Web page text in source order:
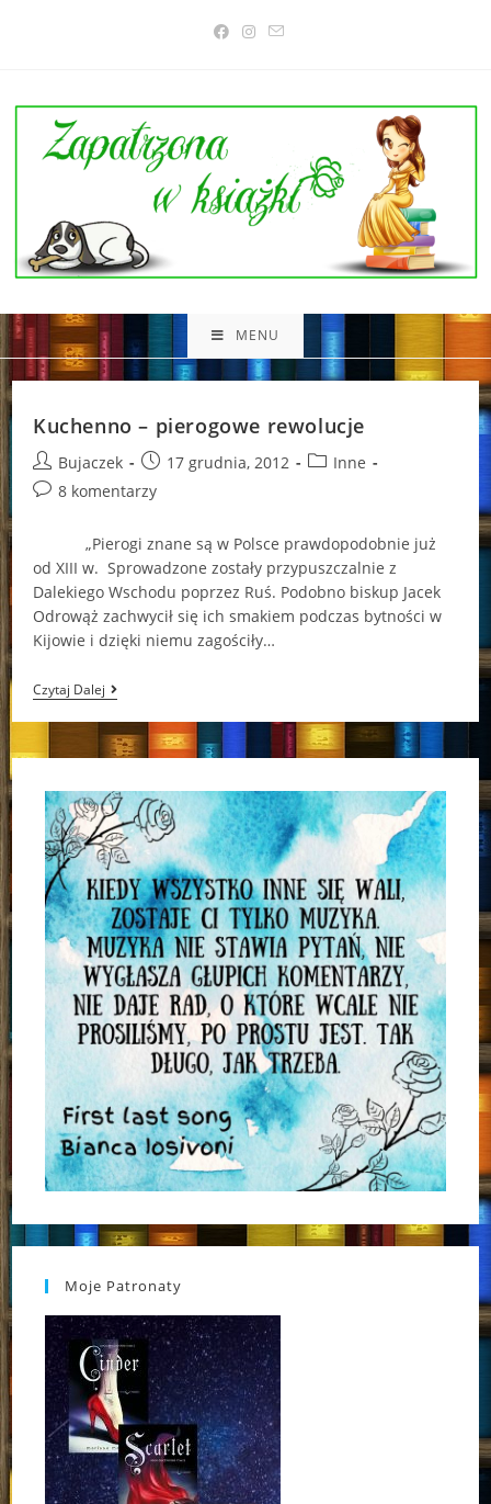
MENU
Kuchenno – pierogowe rewolucje
Post
author:
Bujaczek
Post
published:
17 grudnia, 2012
PostInne
Post8 komentarzy
„Pierogi znane są w Polsce prawdopodobnie już
od XIII w. Sprowadzone zostały przypuszczalnie z
Dalekiego Wschodu poprzez Ruś. Podobno biskup Jacek
Odrowąż zachwycił się ich smakiem podczas bytności w
Kijowie i dzięki niemu zagościły…
Czytaj DalejKuchenno
–
Pierogowe
Rewolucje
Moje Patronaty